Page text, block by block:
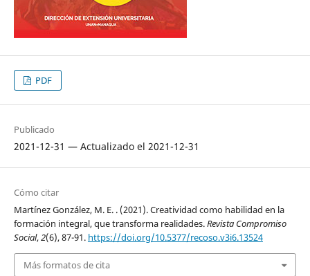
PDF
Publicado
2021-12-31 — Actualizado el 2021-12-31
Cómo citar
Martínez González, M. E. . (2021). Creatividad como habilidad en la
formación integral, que transforma realidades.Revista Compromiso
Social,2(6), 87-91. https://doi.org/10.5377/recoso.v3i6.13524
Más formatos de cita